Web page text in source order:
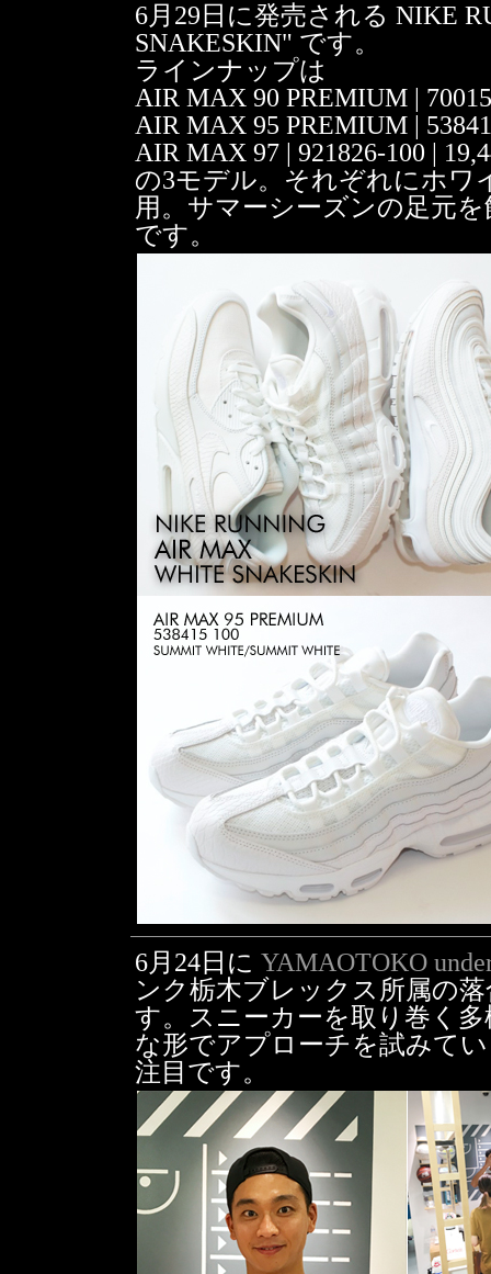
6月29日に発売される NIKE
SNAKESKIN" です。
ラインナップは
AIR MAX 90 PREMIUM |
AIR MAX 95 PREMIUM |
AIR MAX 97 | 921826-100 |
の3モデル。それぞれにホワ
用。サマーシーズンの足元
です。
6月24日に YAMAOTOKO
ンク栃木ブレックス所属の
す。スニーカーを取り巻く
な形でアプローチを試みて
注目です。